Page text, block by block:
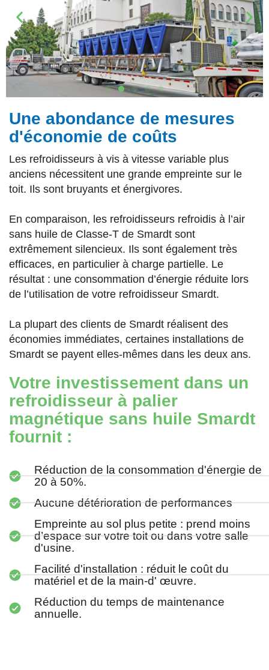
Une abondance de mesures
d'économie de coûts
Les refroidisseurs à vis à vitesse variable plus
anciens nécessitent une grande empreinte sur le
toit. Ils sont bruyants et énergivores.
En comparaison, les refroidisseurs refroidis à l’air
sans huile de Classe-T de Smardt sont
extrêmement silencieux. Ils sont également très
efficaces, en particulier à charge partielle. Le
résultat : une consommation d’énergie réduite lors
de l’utilisation de votre refroidisseur Smardt.
La plupart des clients de Smardt réalisent des
économies immédiates, certaines installations de
Smardt se payent elles-mêmes dans les deux ans.
Votre investissement dans un
refroidisseur à palier
magnétique sans huile Smardt
fournit :
Réduction de la consommation d'énergie de
20 à 50%.
Aucune détérioration de performances
Empreinte au sol plus petite : prend moins
d’espace sur votre toit ou dans votre salle
d'usine.
Facilité d'installation : réduit le coût du
matériel et de la main-d' œuvre.
Réduction du temps de maintenance
annuelle.